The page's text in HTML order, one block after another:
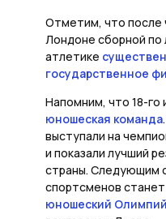
Отметим, что после
Лондоне сборной по
атлетике
государственное
Напомним, что 18-го
юношеская команда
выступали на
и показали лучший
страны. Следующим
спортсменов станет
юношеский